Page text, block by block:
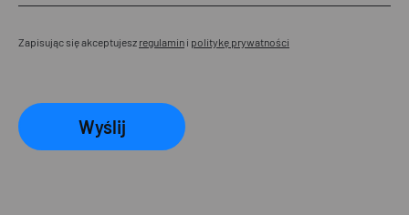
Zapisując się akceptujesz regulamin i politykę prywatności
Wyślij